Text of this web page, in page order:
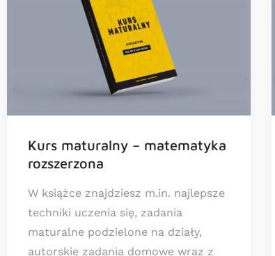
Kurs maturalny – matematyka
rozszerzona
W książce znajdziesz m.in. najlepsze
techniki uczenia się, zadania
maturalne podzielone na działy,
autorskie zadania domowe wraz z